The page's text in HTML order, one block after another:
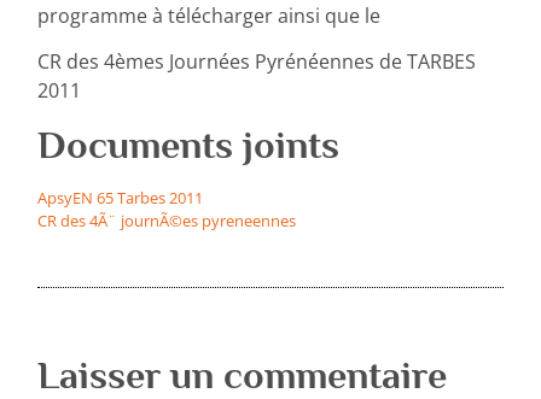
programme à télécharger ainsi que le
CR des 4èmes Journées Pyrénéennes de TARBES
2011
Documents joints
ApsyEN 65 Tarbes 2011
CR des 4Ã¨ journÃ©es pyreneennes
Laisser un commentaire